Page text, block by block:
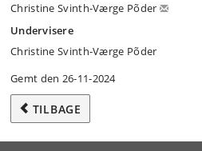
Christine Svinth-Værge Põder
Undervisere
Christine Svinth-Værge Põder
Gemt den 26-11-2024
TILBAGE